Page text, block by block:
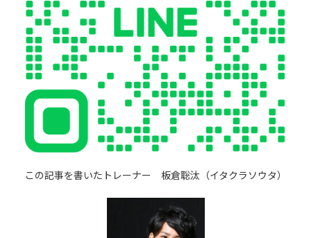
この記事を書いたトレーナー 板倉聡汰（イタクラソウタ）